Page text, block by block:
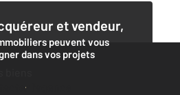
et vendeur,
peuvent vous
dans vos projets
l'agence